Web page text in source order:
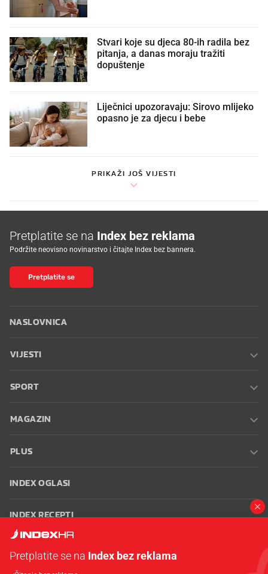
Stvari koje su djeca 80-ih radila bez
pitanja, a danas moraju tražiti
dopuštenje
Liječnici upozoravaju: Sirovo mlijeko
opasno je za djecu i bebe
PRIKAŽI JOŠ VIJESTI
Pretplatite se na Index bez reklama
Podržite neovisno novinarstvo i čitajte Index bez bannera.
Pretplatite se
NASLOVNICA
VIJESTI
SPORT
MAGAZIN
PLUS
INDEX OGLASI
INDEX RECEPTI
Pretplatite se na Index bez reklama